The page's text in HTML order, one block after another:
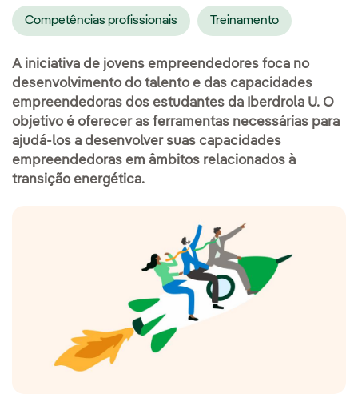
Competências profissionais Treinamento
A iniciativa de jovens empreendedores foca no
desenvolvimento do talento e das capacidades
empreendedoras dos estudantes da Iberdrola U. O
objetivo é oferecer as ferramentas necessárias para
ajudá-los a desenvolver suas capacidades
empreendedoras em âmbitos relacionados à
transição energética.